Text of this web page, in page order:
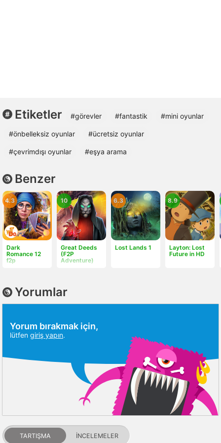
Etiketler #görevler #fantastik #mini oyunlar
#önbelleksiz oyunlar #ücretsiz oyunlar
#çevrimdışı oyunlar #eşya arama
Benzer
Dark
Romance 12
f2p
4.3
Great Deeds
(F2P
Adventure)
10
Lost Lands 1
6.3
Layton: Lost
Future in HD
8.9
Yorumlar
Yorum bırakmak için,
lütfen giriş yapın.
TARTIŞMA İNCELEMELER